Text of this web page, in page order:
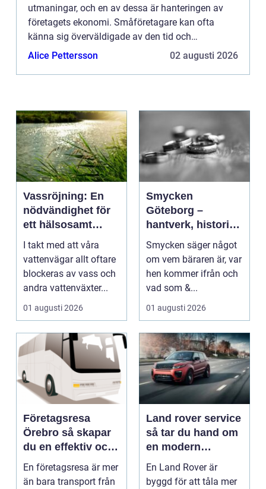
utmaningar, och en av dessa är hanteringen av
företagets ekonomi. Småföretagare kan ofta
känna sig överväldigade av den tid och
kompetens som krävs för ...
Alice Pettersson 02 augusti 2026
Vassröjning: En
nödvändighet för
ett hälsosamt
vattenlandskap
I takt med att våra
vattenvägar allt oftare
blockeras av vass och
andra vattenväxter...
01 augusti 2026
Smycken
Göteborg –
hantverk, historia
och personligt
uttryck
Smycken säger något
om vem bäraren är, var
hen kommer ifrån och
vad som &...
01 augusti 2026
Företagsresa
Örebro så skapar
du en effektiv och
minnesvärd resa
En företagsresa är mer
än bara transport från
Land rover service
så tar du hand om
en modern
klassiker
En Land Rover är
byggd för att tåla mer